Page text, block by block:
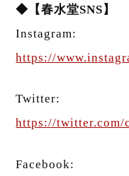
◆【春水堂SNS】
Instagram:
https://
Twitter:
https://twitter.com/
Facebook: